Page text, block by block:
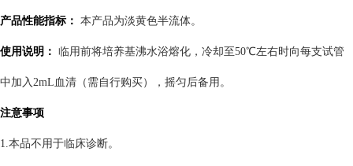
产品性能指标： 本产品为淡黄色半流体。
使用说明： 临用前将培养基沸水浴熔化，冷却至50℃左右时向每支试管
中加入2mL血清（需自行购买），摇匀后备用。
注意事项
1.本品不用于临床诊断。